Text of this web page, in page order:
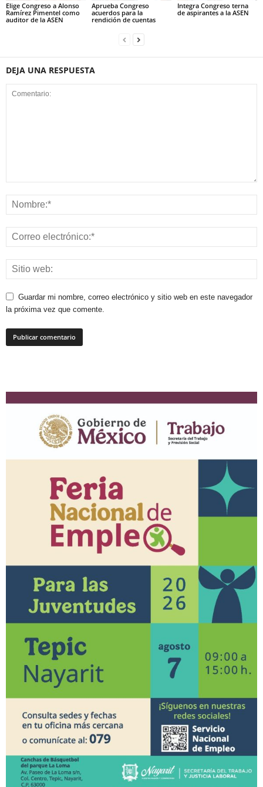
Elige Congreso a Alonso
Ramírez Pimentel como
auditor de la ASEN
Aprueba Congreso
acuerdos para la
rendición de cuentas
Integra Congreso terna
de aspirantes a la ASEN
DEJA UNA RESPUESTA
Guardar mi nombre, correo electrónico y sitio web en este navegador
la próxima vez que comente.